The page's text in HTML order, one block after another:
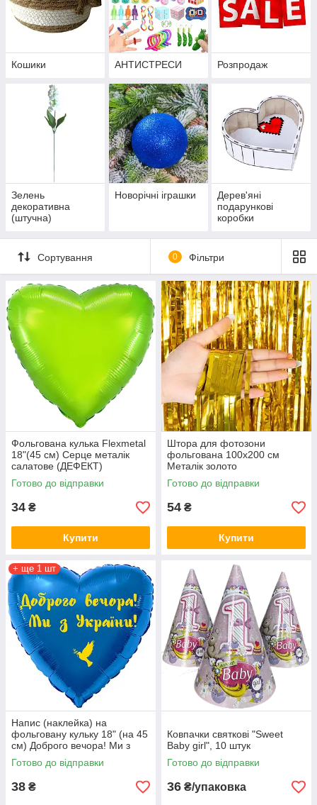
Кошики АНТИСТРЕСИ Розпродаж
Зелень
декоративна
(штучна)
Новорічні іграшки
Дерев'яні
подарункові
коробки
Сортування 0 Фільтри
Фольгована кулька Flexmetal
18"(45 см) Серце металік
салатове (ДЕФЕКТ)
Готово до відправки
34 ₴
Купити
Штора для фотозони
фольгована 100х200 см
Металік золото
Готово до відправки
54 ₴
Купити
+ ще 1 шт
Напис (наклейка) на
фольговану кульку 18" (на 45
см) Доброго вечора! Ми з
України! (будь-який колір)
Готово до відправки
38 ₴
Ковпачки святкові "Sweet
Baby girl", 10 штук
Готово до відправки
36 ₴/упаковка